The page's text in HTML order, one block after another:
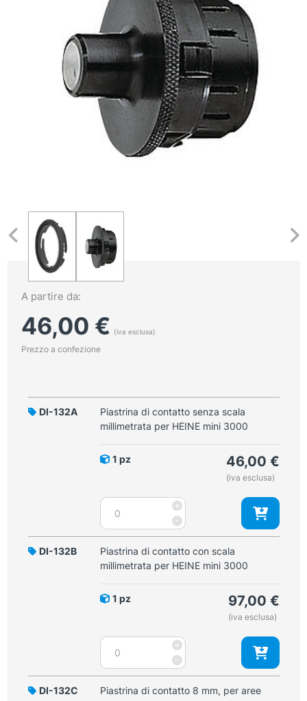
A partire da:
46,00 € (iva esclusa)
Prezzo a confezione
DI-132A
Piastrina di contatto senza scala
millimetrata per HEINE mini 3000
1 pz 46,00 €
(iva esclusa)
-
Piastrina
contatto
senza
scala
HEINE
quantità
+
DI-132B
Piastrina di contatto con scala
millimetrata per HEINE mini 3000
1 pz 97,00 €
(iva esclusa)
-
Piastrina
contatto
con
+
DI-132C
Piastrina di contatto 8 mm, per aree